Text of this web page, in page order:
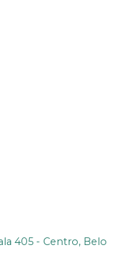
405 - Centro, Belo